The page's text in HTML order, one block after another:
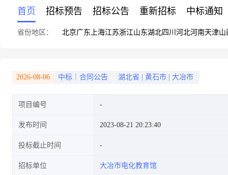
购项目项目验收结果公告
首页 招标预告 招标公告 重新招标 中标通知
省份地区： 北京广东 上海江苏浙江山东湖北四川 河北河南天津山
2026-08-06 中标｜合同公告 湖北省 黄石市 大冶市
项目编号
发布时间 2023-08-21 20:23:40
投标截止时间
招标单位 大冶市电化教育馆